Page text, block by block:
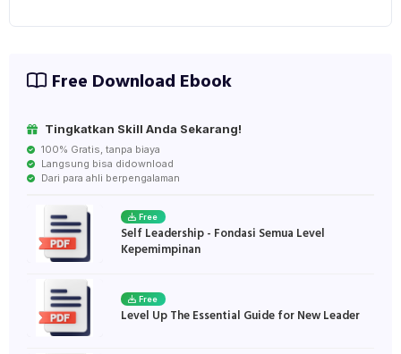
Free Download Ebook
Tingkatkan Skill Anda Sekarang!
100% Gratis, tanpa biaya
Langsung bisa didownload
Dari para ahli berpengalaman
Free
Self Leadership - Fondasi Semua Level
Kepemimpinan
Free
Level Up The Essential Guide for New Leader